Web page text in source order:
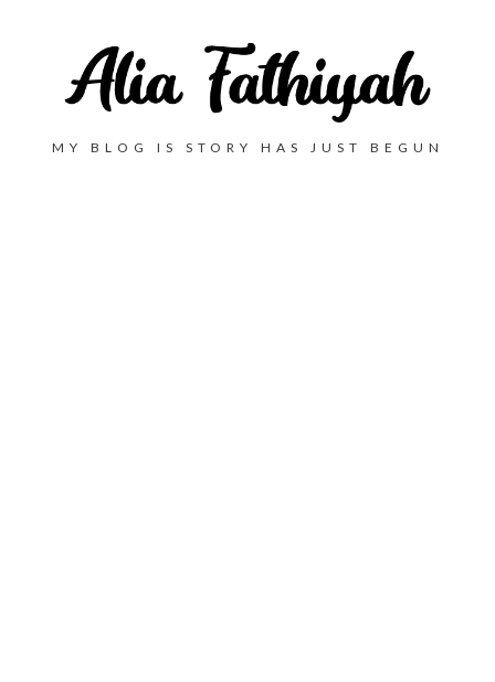
MY BLOG IS STORY HAS JUST BEGUN